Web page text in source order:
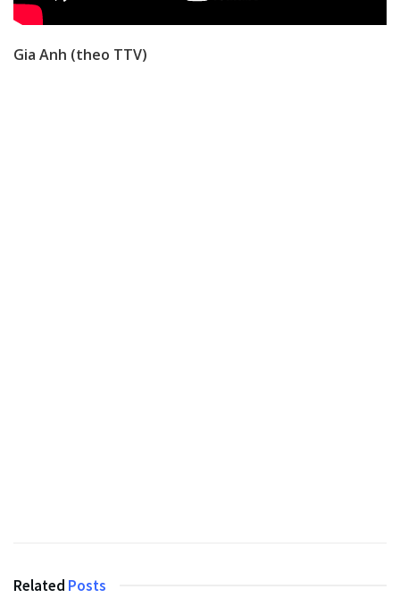
Gia Anh (theo TTV)
Related Posts